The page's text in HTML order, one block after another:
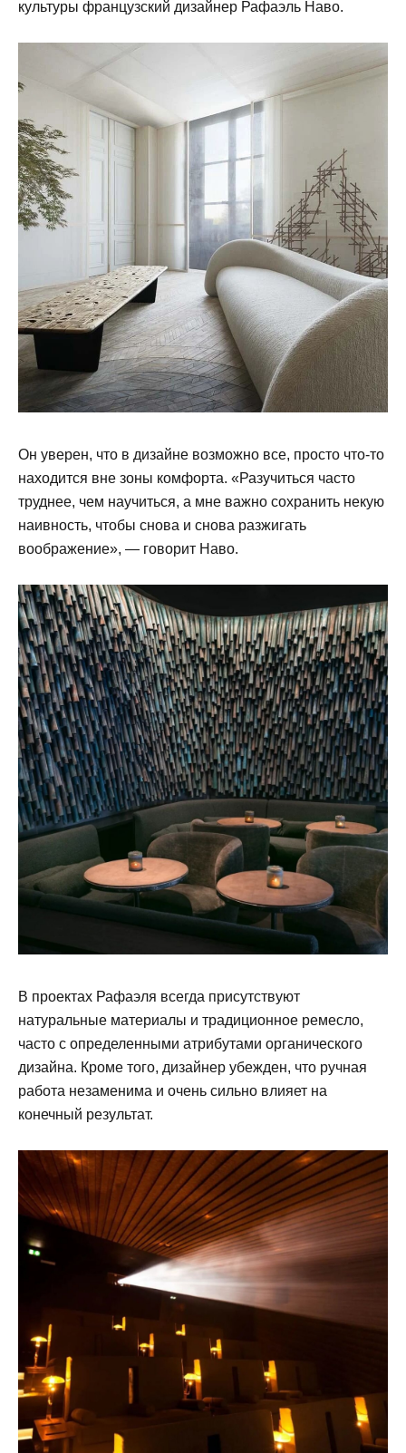
культуры французский дизайнер Рафаэль Наво.
Он уверен, что в дизайне возможно все, просто что-то
находится вне зоны комфорта. «Разучиться часто
труднее, чем научиться, а мне важно сохранить некую
наивность, чтобы снова и снова разжигать
воображение», — говорит Наво.
В проектах Рафаэля всегда присутствуют
натуральные материалы и традиционное ремесло,
часто с определенными атрибутами органического
дизайна. Кроме того, дизайнер убежден, что ручная
работа незаменима и очень сильно влияет на
конечный результат.